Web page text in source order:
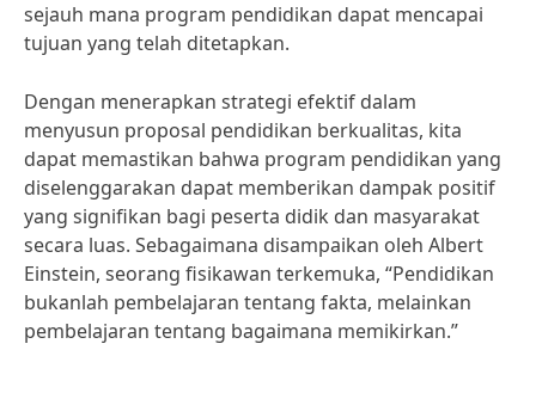
sejauh mana program pendidikan dapat mencapai
tujuan yang telah ditetapkan.
Dengan menerapkan strategi efektif dalam
menyusun proposal pendidikan berkualitas, kita
dapat memastikan bahwa program pendidikan yang
diselenggarakan dapat memberikan dampak positif
yang signifikan bagi peserta didik dan masyarakat
secara luas. Sebagaimana disampaikan oleh Albert
Einstein, seorang fisikawan terkemuka, “Pendidikan
bukanlah pembelajaran tentang fakta, melainkan
pembelajaran tentang bagaimana memikirkan.”